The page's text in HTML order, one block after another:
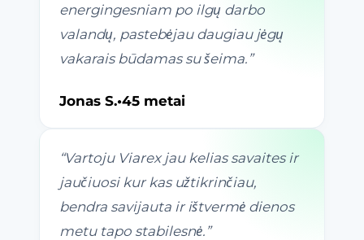
energingesniam po ilgų darbo
valandų, pastebėjau daugiau jėgų
vakarais būdamas su šeima. ”
Jonas S.•45 metai
“Vartoju Viarex jau kelias savaites ir
jaučiuosi kur kas užtikrinčiau,
bendra savijauta ir ištvermė dienos
metu tapo stabilesnė. ”